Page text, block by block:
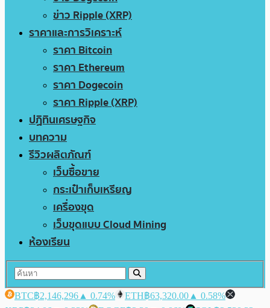
ข่าว Ripple (XRP)
ราคาและการวิเคราะห์
ราคา Bitcoin
ราคา Ethereum
ราคา Dogecoin
ราคา Ripple (XRP)
ปฏิทินเศรษฐกิจ
บทความ
รีวิวผลิตภัณฑ์
เว็บซื้อขาย
กระเป๋าเก็บเหรียญ
เครื่องขุด
เว็บขุดแบบ Cloud Mining
ห้องเรียน
BTC฿2,146,296 ▲ 0.74% ETH฿63,320.00 ▲ 0.58%